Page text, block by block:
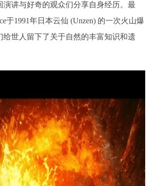
演讲与好奇的观众们分享自身经历。最
于1991年日本云仙 (Unzen) 的一次火山爆
给世人留下了关于自然的丰富知识和遗